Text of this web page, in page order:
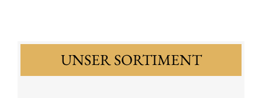
UNSER SORTIMENT